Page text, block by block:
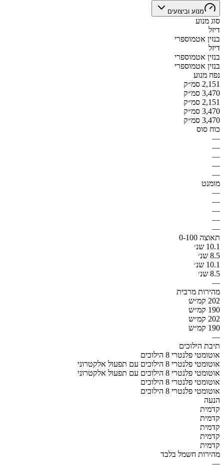
מנוע וביצועים
סוג מנוע
דיזל
בנזין אטמוספרי
דיזל
בנזין אטמוספרי
בנזין אטמוספרי
נפח מנוע
2,151 סמ״ק
3,470 סמ״ק
2,151 סמ״ק
3,470 סמ״ק
3,470 סמ״ק
כוח סוס
—
—
—
—
—
מומנט
—
—
—
—
—
תאוצה 0-100
10.1 שנ׳
8.5 שנ׳
10.1 שנ׳
8.5 שנ׳
—
מהירות מרבית
202 קמ״ש
190 קמ״ש
202 קמ״ש
190 קמ״ש
—
תיבת הילוכים
אוטומטי פלנטרי 8 הילוכים
אוטומטי פלנטרי 8 הילוכים עם תפעול אלקטרוני
אוטומטי פלנטרי 8 הילוכים עם תפעול אלקטרוני
אוטומטי פלנטרי 8 הילוכים
אוטומטי פלנטרי 8 הילוכים
הנעה
קדמית
קדמית
קדמית
קדמית
קדמית
מהירות חשמל בלבד
—